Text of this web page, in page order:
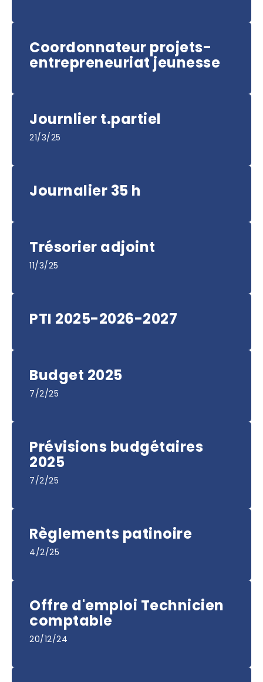
Coordonnateur projets-
entrepreneuriat jeunesse
Journlier t.partiel
21/3/25
Journalier 35 h
Trésorier adjoint
11/3/25
PTI 2025-2026-2027
Budget 2025
7/2/25
Prévisions budgétaires
2025
7/2/25
Règlements patinoire
4/2/25
Offre d'emploi Technicien
comptable
20/12/24